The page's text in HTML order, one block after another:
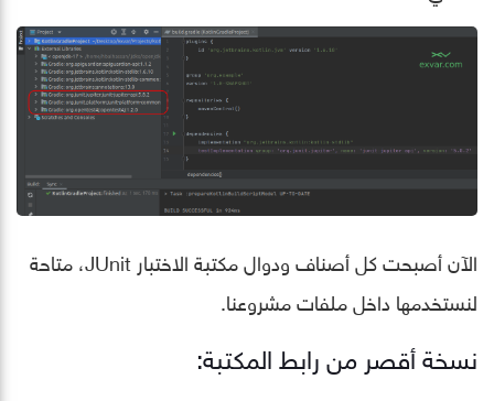
الآن أصبحت كل أصناف ودوال مكتبة الاختبار JUnit، متاحة
لنستخدمها داخل ملفات مشروعنا.
نسخة أقصر من رابط المكتبة: